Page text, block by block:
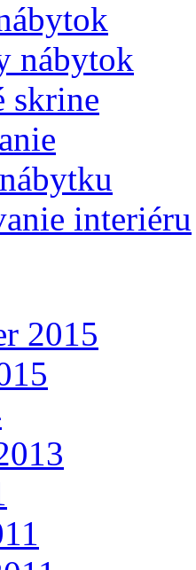
nábytok
skrine
interiéru
2015